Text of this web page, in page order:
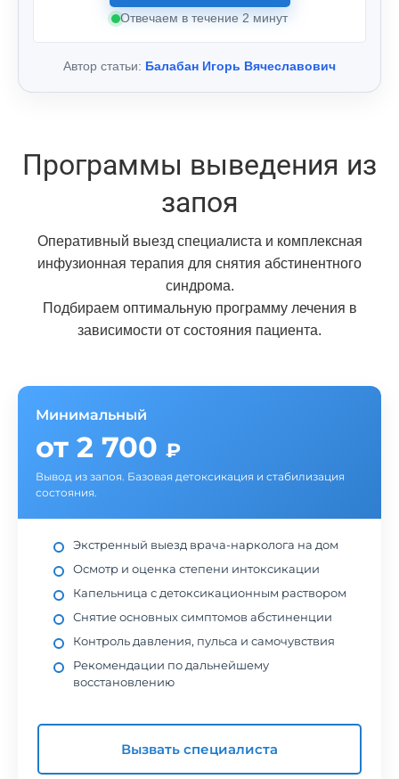
Отвечаем в течение 2 минут
Автор статьи: Балабан Игорь Вячеславович
Программы выведения из
запоя
Оперативный выезд специалиста и комплексная
инфузионная терапия для снятия абстинентного
синдрома.
Подбираем оптимальную программу лечения в
зависимости от состояния пациента.
Минимальный
от 2 700 ₽
Вывод из запоя. Базовая детоксикация и стабилизация
состояния.
Экстренный выезд врача-нарколога на дом
Осмотр и оценка степени интоксикации
Капельница с детоксикационным раствором
Снятие основных симптомов абстиненции
Контроль давления, пульса и самочувствия
Рекомендации по дальнейшему
восстановлению
Вызвать специалиста